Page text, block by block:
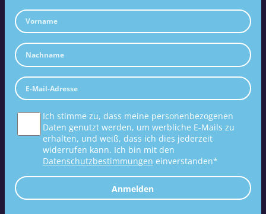
Ich stimme zu, dass meine personenbezogenen
Daten genutzt werden, um werbliche E-Mails zu
erhalten, und weiß, dass ich dies jederzeit
widerrufen kann. Ich bin mit den
Datenschutzbestimmungen einverstanden*
Anmelden